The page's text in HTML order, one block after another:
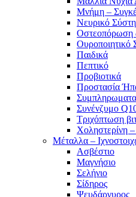
Μνήμη –
Νευρικό
Οστεοπόρωση
Ουροποιητικό
Παιδικά
Πεπτικό
Προβιοτικά
Προστασία
Συμπληρωματα
Συνένζυμο
Τριχόπτωση
Χοληστερίνη –
Μέταλλα –
Ασβέστιο
Μαγνήσιο
Σελήνιο
Σίδηρος
Ψευδάργυρος